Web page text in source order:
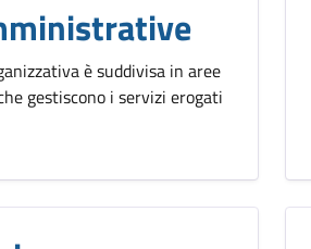
è suddivisa in aree
gestiscono i servizi erogati